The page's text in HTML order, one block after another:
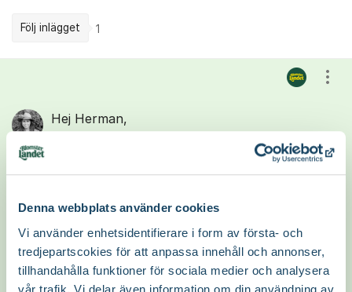
Denna webbplats använder cookies
Vi använder enhetsidentifierare i form av första- och
tredjepartscokies för att anpassa innehåll och annonser,
tillhandahålla funktioner för sociala medier och analysera
vår trafik. Vi delar även information om din användning av
Följ inlägget 1
Hej Herman,
Skottet som kommer och är väldigt
starkväxande är inte ett rotskott då det
kommer uppe på stammen men är ett s k
vattenskott. De är väldigt starkväxande och
uppstår vid någon slags stress hos växten. Det